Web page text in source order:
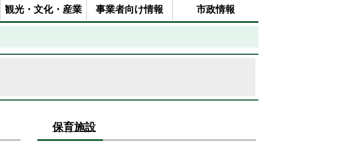
観光・文化・産業 事業者向け情報 市政情報
保育施設